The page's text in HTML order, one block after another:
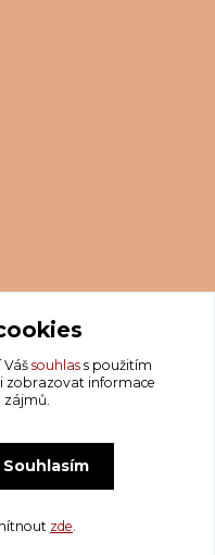
rychle.cz
souhlass použitím
zobrazovat informace
zájmů.
Souhlasím
zde